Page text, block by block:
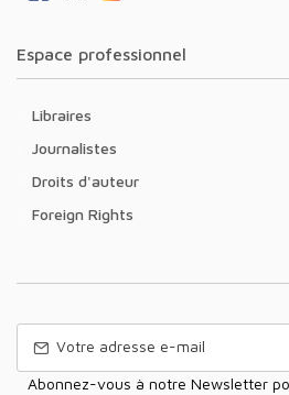
Espace professionnel
Libraires
Journalistes
Droits d'auteur
Foreign Rights
Abonnez-vous à notre Newsletter pour recevoir nos nouvelles